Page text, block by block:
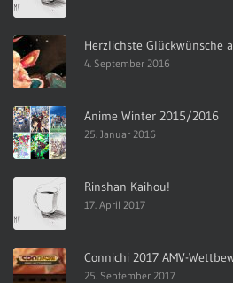
Herzlichste Glückwünsche
4. September 2016
Anime Winter 2015/2016
25. Januar 2016
Rinshan Kaihou!
17. April 2017
Connichi 2017 AMV-
25. September 2017